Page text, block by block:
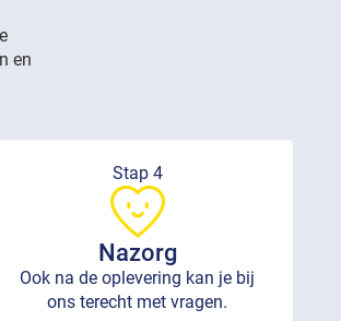
en
Stap 4
Nazorg
Ook na de oplevering kan je bij
ons terecht met vragen.